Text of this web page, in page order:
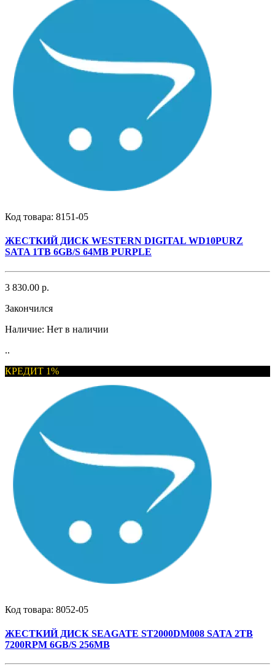
Код товара: 8151-05
ЖЕСТКИЙ ДИСК WESTERN DIGITAL WD10PURZ
SATA 1TB 6GB/S 64MB PURPLE
3 830.00 р.
Закончился
Наличие: Нет в наличии
..
КРЕДИТ 1%
Код товара: 8052-05
ЖЕСТКИЙ ДИСК SEAGATE ST2000DM008 SATA 2TB
7200RPM 6GB/S 256MB